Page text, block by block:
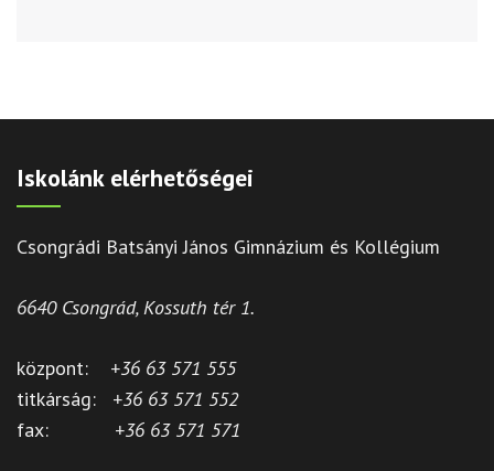
Iskolánk elérhetőségei
Csongrádi Batsányi János Gimnázium és Kollégium
6640 Csongrád, Kossuth tér 1.
központ: +36 63 571 555
titkárság: +36 63 571 552
fax: +36 63 571 571